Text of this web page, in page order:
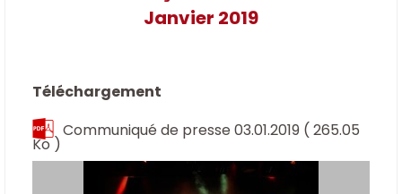
Janvier 2019
Téléchargement
Communiqué de presse 03.01.2019 ( 265.05
Ko )